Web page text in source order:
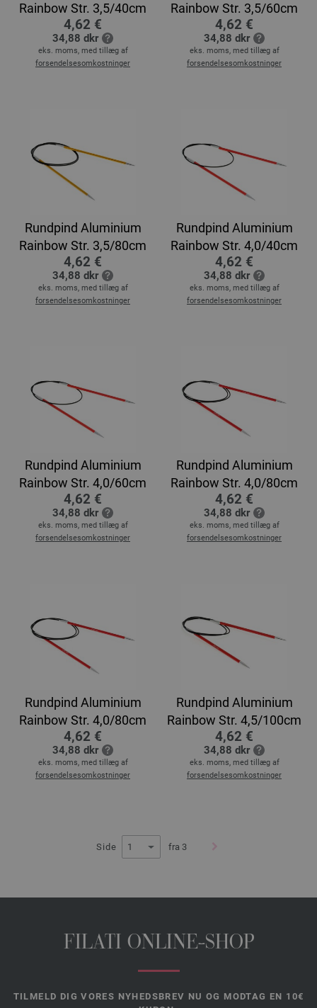
Rainbow Str. 3,5/40cm
4,62 €
34,88 dkr
eks. moms, med tillæg af
forsendelsesomkostninger
Rainbow Str. 3,5/60cm
4,62 €
34,88 dkr
eks. moms, med tillæg af
forsendelsesomkostninger
Rundpind Aluminium
Rainbow Str. 3,5/80cm
4,62 €
34,88 dkr
eks. moms, med tillæg af
forsendelsesomkostninger
Rundpind Aluminium
Rainbow Str. 4,0/40cm
4,62 €
34,88 dkr
eks. moms, med tillæg af
forsendelsesomkostninger
Rundpind Aluminium
Rainbow Str. 4,0/60cm
4,62 €
34,88 dkr
eks. moms, med tillæg af
forsendelsesomkostninger
Rundpind Aluminium
Rainbow Str. 4,0/80cm
4,62 €
34,88 dkr
eks. moms, med tillæg af
forsendelsesomkostninger
Rundpind Aluminium
Rainbow Str. 4,0/80cm
4,62 €
34,88 dkr
eks. moms, med tillæg af
forsendelsesomkostninger
Rundpind Aluminium
Rainbow Str. 4,5/100cm
4,62 €
34,88 dkr
eks. moms, med tillæg af
forsendelsesomkostninger
Side fra 3
FILATI ONLINE-SHOP
TILMELD DIG VORES NYHEDSBREV NU OG MODTAG EN 10€